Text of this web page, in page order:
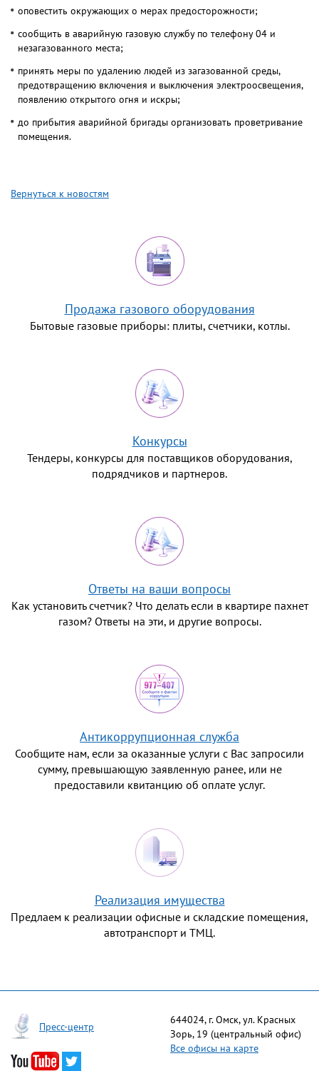
оповестить окружающих о мерах предосторожности;
сообщить в аварийную газовую службу по телефону 04 и
незагазованного места;
принять меры по удалению людей из загазованной среды,
предотвращению включения и выключения электроосвещения,
появлению открытого огня и искры;
до прибытия аварийной бригады организовать проветривание
помещения.
Вернуться к новостям
Продажа газового оборудования
Бытовые газовые приборы: плиты, счетчики, котлы.
Конкурсы
Тендеры, конкурсы для поставщиков оборудования,
подрядчиков и партнеров.
Ответы на ваши вопросы
Как установить счетчик? Что делать если в квартире пахнет
газом? Ответы на эти, и другие вопросы.
Антикоррупционная служба
Сообщите нам, если за оказанные услуги с Вас запросили
сумму, превышающую заявленную ранее, или не
предоставили квитанцию об оплате услуг.
Реализация имущества
Предлаем к реализации офисные и складские помещения,
автотранспорт и ТМЦ.
Пресс-центр
644024, г. Омск, ул. Красных
Зорь, 19 (центральный офис)
Все офисы на карте